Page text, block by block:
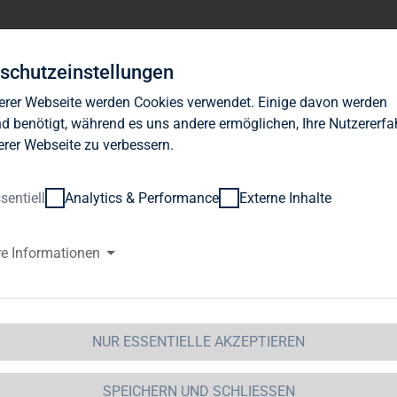
Investor Relations
SERVICES
Hier finden Sie alle Downloads und
Fragen, möchten sich für unseren
Webseite werden Cookies verwendet. Einige davon werden
benötigt, während es uns andere ermöglichen, Ihre
Webseite zu verbessern.
Analytics & Performance Externe Inhalte
Informationen
NUR ESSENTIELLE AKZEPTIEREN
SPEICHERN UND SCHLIESSEN